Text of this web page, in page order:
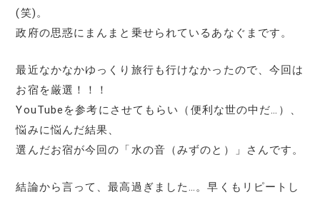
(笑)。
政府の思惑にまんまと乗せられているあなぐまです。
最近なかなかゆっくり旅行も行けなかったので、今回は
お宿を厳選！！！
YouTubeを参考にさせてもらい（便利な世の中だ…）、
悩みに悩んだ結果、
選んだお宿が今回の「水の音（みずのと）」さんです。
結論から言って、最高過ぎました…。早くもリピートし